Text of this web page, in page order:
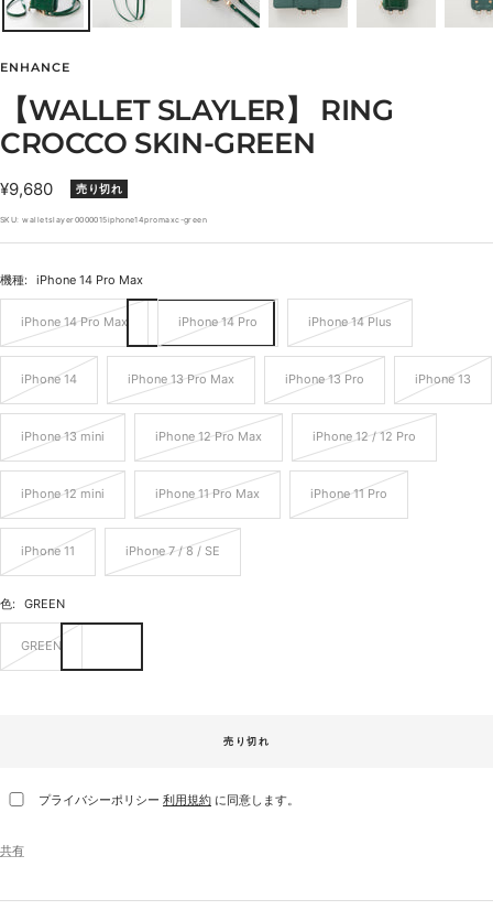
ENHANCE
【WALLET SLAYLER】 RING
CROCCO SKIN-GREEN
セ
ー
ル
価
格
¥9,680 売り切れ
SKU:walletslayer0000015iphone14promaxc-green
機種: iPhone 14 Pro Max
iPhone 14 Pro Max iPhone 14 Pro iPhone 14 Plus
iPhone 14 iPhone 13 Pro Max iPhone 13 Pro iPhone 13
iPhone 13 mini iPhone 12 Pro Max iPhone 12 / 12 Pro
iPhone 12 mini iPhone 11 Pro Max iPhone 11 Pro
iPhone 11 iPhone 7 / 8 / SE
色: GREEN
GREEN
売り切れ
プライバシーポリシー 利用規約 に同意します。
共有